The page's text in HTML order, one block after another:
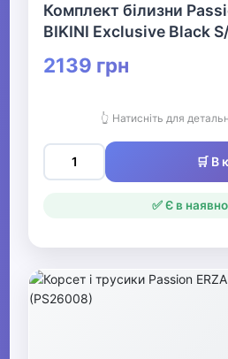
Комплект білизни
BIKINI Exclusive Black
2139 грн
👆 Натисніть для
🛒 В
✅ Є в